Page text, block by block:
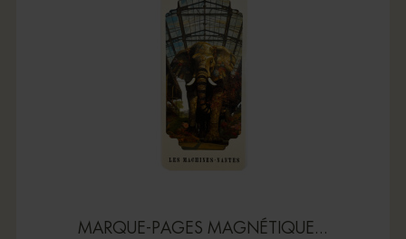
MARQUE-PAGES MAGNÉTIQUE...